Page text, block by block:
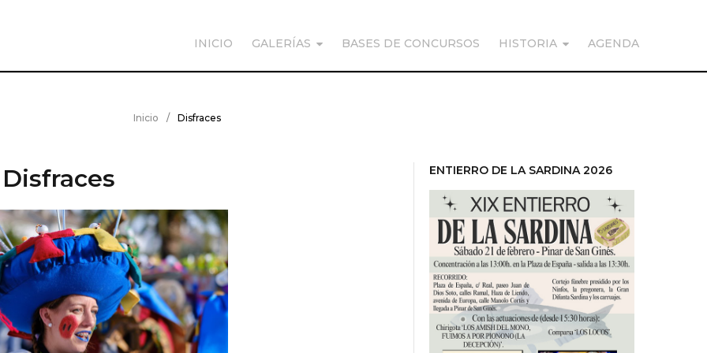
INICIO GALERÍAS BASES DE CONCURSOS HISTORIA AGENDA
Inicio / Disfraces
Disfraces ENTIERRO DE LA SARDINA 2026